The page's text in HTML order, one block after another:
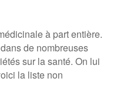
à part entière.
de nombreuses
sur la santé. On lui
la liste non